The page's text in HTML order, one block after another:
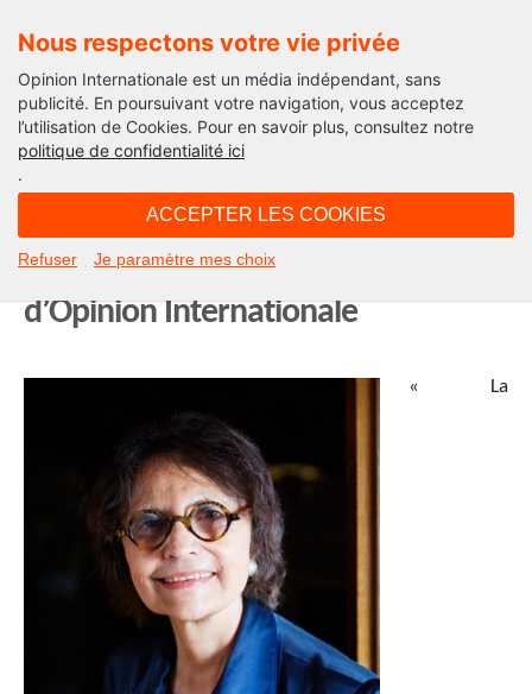
Nous respectons votre vie privée
Opinion Internationale est un média indépendant, sans
publicité. En poursuivant votre navigation, vous acceptez
l’utilisation de Cookies. Pour en savoir plus, consultez notre
politique de confidentialité ici
.
ACCEPTER LES COOKIES
Refuser Je paramètre mes choix
Marraines & Parrains d'Opinion
13H00 - jeudi 9 juillet 2020
Ghislaine Alajouanine, marraine
d’Opinion Internationale
« La